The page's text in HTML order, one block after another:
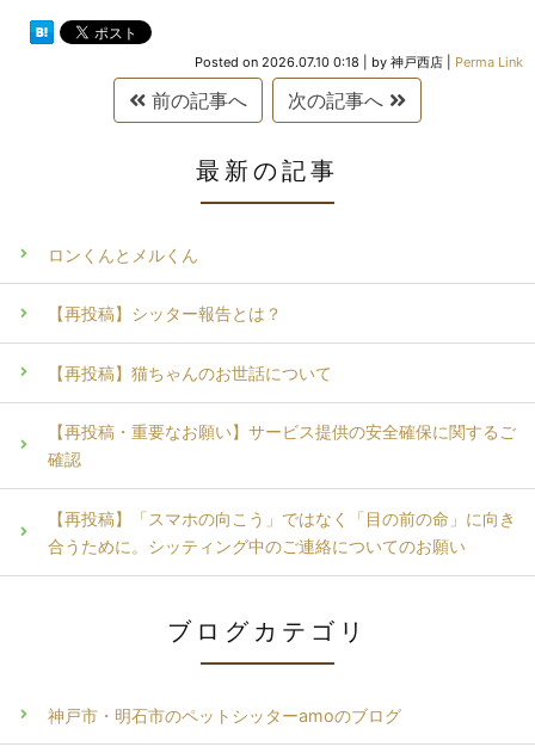
Posted on 2026.07.10 0:18 by 神戸西店 Perma Link
前の記事へ 次の記事へ
最新の記事
ロンくんとメルくん
【再投稿】シッター報告とは？
【再投稿】猫ちゃんのお世話について
【再投稿・重要なお願い】サービス提供の安全確保に関するご
確認
【再投稿】「スマホの向こう」ではなく「目の前の命」に向き
合うために。シッティング中のご連絡についてのお願い
ブログカテゴリ
神戸市・明石市のペットシッターamoのブログ